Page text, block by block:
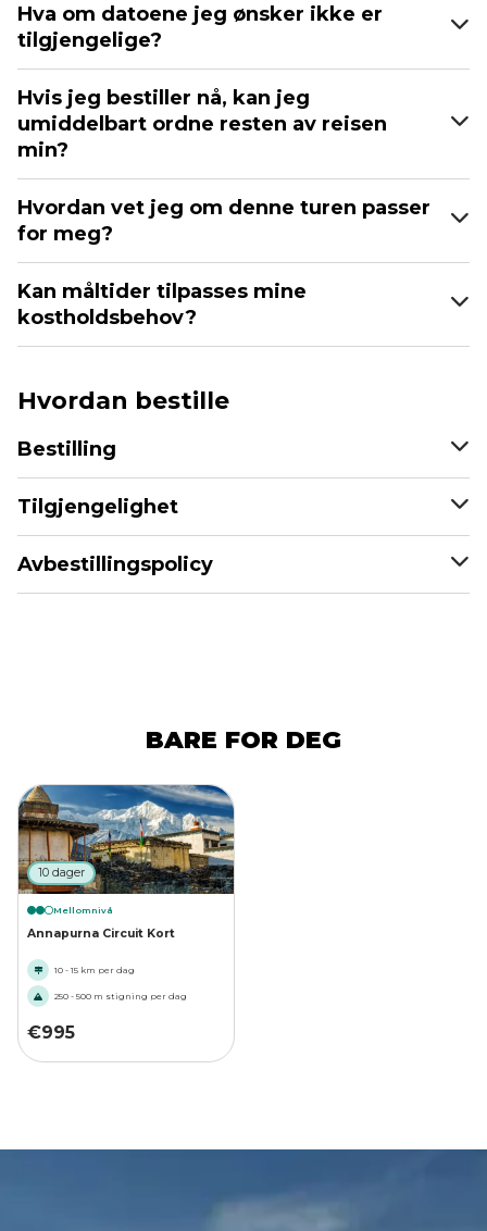
Hva om datoene jeg ønsker ikke er
tilgjengelige?
Hvis jeg bestiller nå, kan jeg
umiddelbart ordne resten av reisen
min?
Hvordan vet jeg om denne turen passer
for meg?
Kan måltider tilpasses mine
kostholdsbehov?
Hvordan bestille
Bestilling
Tilgjengelighet
Avbestillingspolicy
BARE FOR DEG
10 dager
Mellomnivå
Annapurna Circuit Kort
10 - 15 km per dag
250 - 500 m stigning per dag
€995